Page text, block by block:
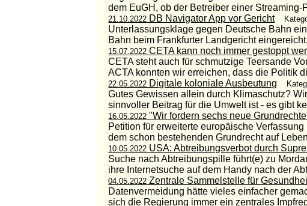
dem EuGH, ob der Betreiber einer Streaming-
21.10.2022 DB Navigator App vor Gericht
Unterlassungsklage gegen Deutsche Bahn
Bahn beim Frankfurter Landgericht
15.07.2022 CETA kann noch immer gestoppt
CETA steht auch für schmutzige Teersande
ACTA konnten wir erreichen, dass die Politik
22.05.2022 Digitale koloniale Ausbeutung
Gutes Gewissen allein durch Klimaschutz?
sinnvoller Beitrag für die Umwelt ist - es gibt
16.05.2022 "Wir fordern sechs neue
Petition für erweiterte europäische
dem schon bestehenden Grundrecht auf
10.05.2022 USA: Abtreibungsverbot durch
Suche nach Abtreibungspille führt(e) zu
ihre Internetsuche auf dem Handy nach der
04.05.2022 Zentrale Sammelstelle für
Datenvermeidung hätte vieles einfacher
sich die Regierung immer ein zentrales